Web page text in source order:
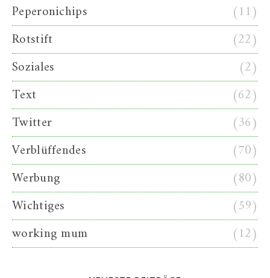
Peperonichips
(11)
Rotstift
(22)
Soziales
(2)
Text
(62)
Twitter
(36)
Verblüffendes
(70)
Werbung
(80)
Wichtiges
(59)
working mum
(12)